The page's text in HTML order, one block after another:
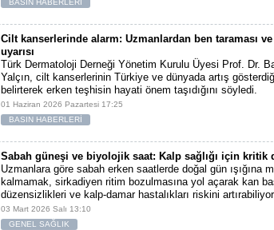
BASIN HABERLERİ
Cilt kanserlerinde alarm: Uzmanlardan ben taraması
uyarısı
Türk Dermatoloji Derneği Yönetim Kurulu Üyesi Prof. Dr.
Yalçın, cilt kanserlerinin Türkiye ve dünyada artış
belirterek erken teşhisin hayati önem taşıdığını söyledi.
01 Haziran 2026 Pazartesi 17:25
BASIN HABERLERİ
Sabah güneşi ve biyolojik saat: Kalp sağlığı için kritik
Uzmanlara göre sabah erken saatlerde doğal gün ışığına
kalmamak, sirkadiyen ritim bozulmasına yol açarak kan
düzensizlikleri ve kalp-damar hastalıkları riskini
03 Mart 2026 Salı 13:10
GENEL SAĞLIK